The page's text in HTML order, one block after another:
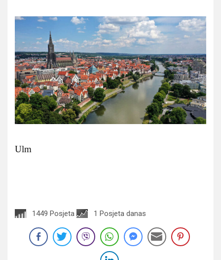
Ulm
1449 Posjeta 1 Posjeta danas